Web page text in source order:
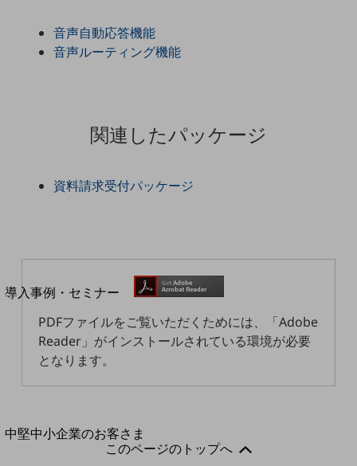
home5Gプラン
運用保守・故障紛失サポート
お手続き
別ウィンドウで開きます
サービスをご利用中のお客さま
導入事例・セミナー
最新の導入事例や注目の導入事例をご紹介します
セミナー
開催・出展する各種セミナー、イベント情報をご紹介します
中堅中小企業のお客さま
NTTドコモビジネスウォッチ
音声自動応答機能
音声ルーティング機能
関連したパッケージ
資料請求受付パッケージ
PDFファイルをご覧いただくためには、「Adobe
Reader」がインストールされている環境が必要
となります。
このページのトップへ